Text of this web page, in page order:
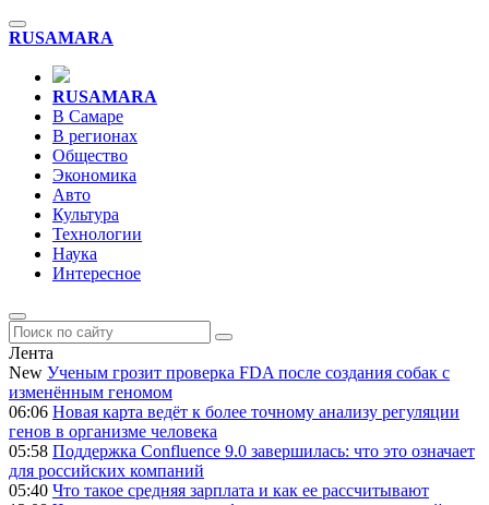
RUSAMARA
RUSAMARA
В Самаре
В регионах
Общество
Экономика
Авто
Культура
Технологии
Наука
Интересное
Лента
New Ученым грозит проверка FDA после создания собак с
изменённым геномом
06:06 Новая карта ведёт к более точному анализу регуляции
генов в организме человека
05:58 Поддержка Confluence 9.0 завершилась: что это означает
для российских компаний
05:40 Что такое средняя зарплата и как ее рассчитывают